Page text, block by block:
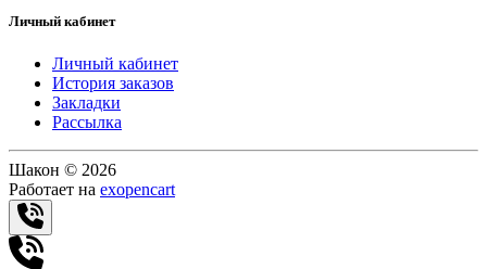
Личный кабинет
Личный кабинет
История заказов
Закладки
Рассылка
Шакон © 2026
Работает на exopencart